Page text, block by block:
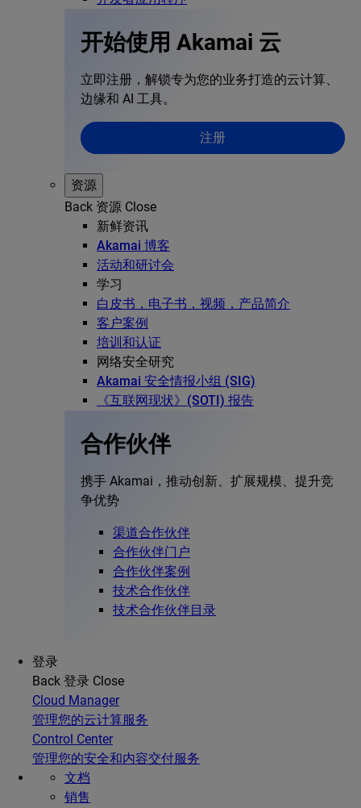
开始使用 Akamai 云
立即注册，解锁专为您的业务打造的云计算、
边缘和 AI 工具。
注册
资源
Back 资源 Close
新鲜资讯
Akamai 博客
活动和研讨会
学习
白皮书，电子书，视频，产品简介
客户案例
培训和认证
网络安全研究
Akamai 安全情报小组 (SIG)
《互联网现状》(SOTI) 报告
合作伙伴
携手 Akamai，推动创新、扩展规模、提升竞
争优势
渠道合作伙伴
合作伙伴门户
合作伙伴案例
技术合作伙伴
技术合作伙伴目录
登录
Back 登录 Close
Cloud Manager
管理您的云计算服务
Control Center
管理您的安全和内容交付服务
文档
销售